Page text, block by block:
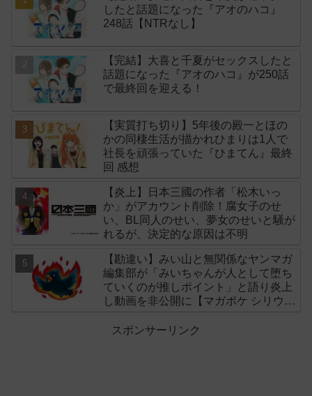
したと話題になった『アオのハコ』
248話【NTRなし】
【完結】大喜と千夏がセックスしたと
話題になった『アオのハコ』が250話
で最終回を迎える！
【実質打ち切り】5年後の殿一とほの
かの同棲生活が描かれひまりは1人で
社長を頑張っていた『ひまてん』最終
回 感想
【炎上】日本三國の作者「松木いっ
か」がアカウント削除！腐女子のせ
い、BL同人のせい、夢女のせいと騒が
れるが、決定的な原因は不明
【勘違い】みい山と無関係なヤンマガ
編集部が「みいちゃんが人として堕ち
ていくのが推しポイント」と語り炎上
し動画を非公開に【マガポケ シリウ
スポンサーリンク